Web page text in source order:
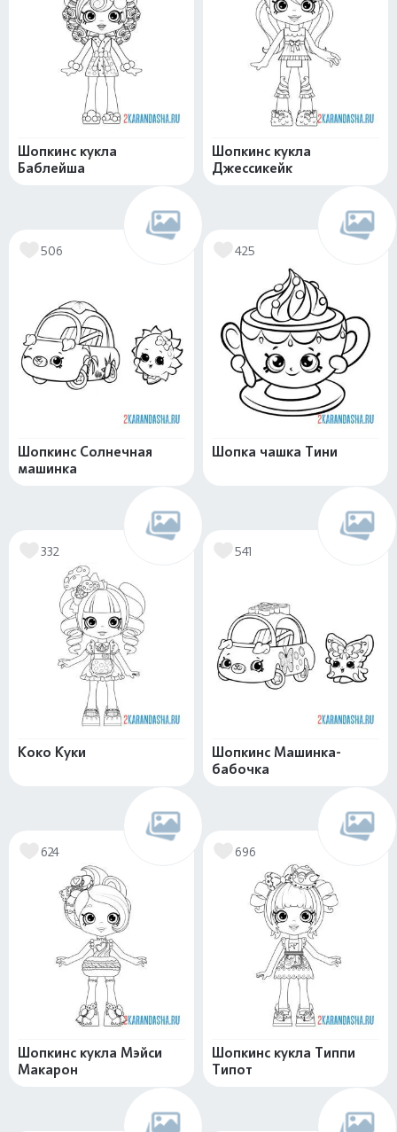
Шопкинс кукла
Баблейша
Шопкинс кукла
Джессикейк
506
Шопкинс Солнечная
машинка
425
Шопка чашка Тини
332
Коко Куки
541
Шопкинс Машинка-
бабочка
624
Шопкинс кукла Мэйси
Макарон
696
Шопкинс кукла Типпи
Типот